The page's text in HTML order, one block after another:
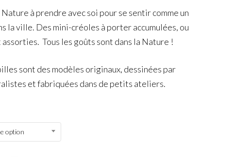
Nature à prendre avec soi pour se sentir comme un
la ville. Des mini-créoles à porter accumulées, ou
assorties. Tous les goûts sont dans la Nature !
sont des modèles originaux, dessinées par
et fabriquées dans de petits ateliers.
option